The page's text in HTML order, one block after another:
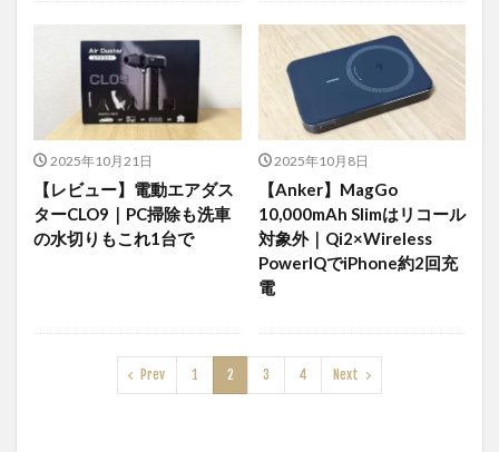
2025年10月21日
【レビュー】電動エアダス
ターCLO9｜PC掃除も洗車
の水切りもこれ1台で
2025年10月8日
【Anker】MagGo
10,000mAh Slimはリコール
対象外｜Qi2×Wireless
PowerIQでiPhone約2回充
電
Prev 1 2 3 4 Next